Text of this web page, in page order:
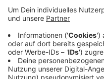
Demnach gaben 69
sie freie Stellen haben,